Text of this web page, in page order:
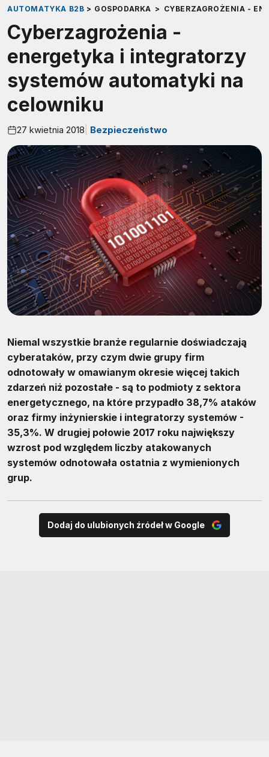
AUTOMATYKA B2B > GOSPODARKA > CYBERZAGROŻENIA -
Cyberzagrożenia -
energetyka i integratorzy
systemów automatyki na
celowniku
27 kwietnia 2018 Bezpieczeństwo
Niemal wszystkie branże regularnie doświadczają
cyberataków, przy czym dwie grupy firm
odnotowały w omawianym okresie więcej takich
zdarzeń niż pozostałe - są to podmioty z sektora
energetycznego, na które przypadło 38,7% ataków
oraz firmy inżynierskie i integratorzy systemów -
35,3%. W drugiej połowie 2017 roku największy
wzrost pod względem liczby atakowanych
systemów odnotowała ostatnia z wymienionych
grup.
Dodaj do ulubionych źródeł w Google